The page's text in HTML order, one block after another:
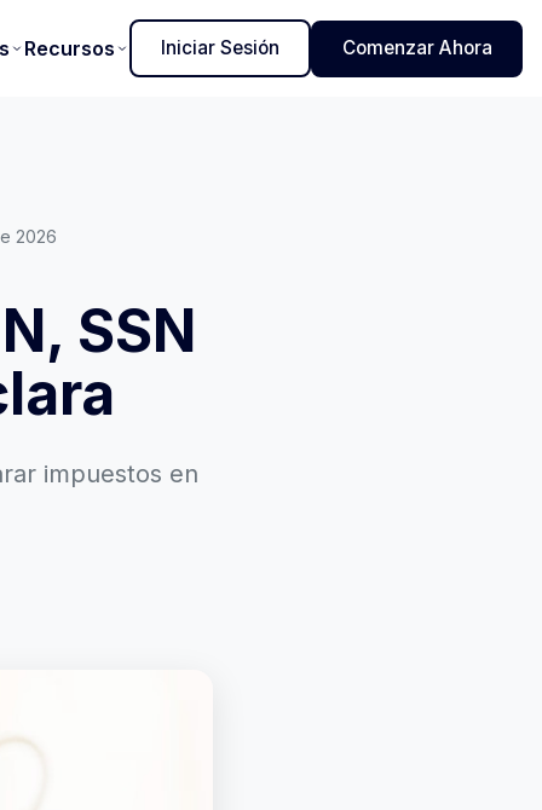
Recursos Iniciar Sesión Comenzar Ahora
2026
SSN
impuestos en